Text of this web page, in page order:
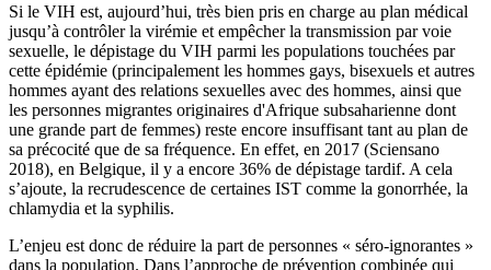
Si le VIH est, aujourd’hui, très bien pris en charge au plan médical
jusqu’à contrôler la virémie et empêcher la transmission par voie
sexuelle, le dépistage du VIH parmi les populations touchées par
cette épidémie (principalement les hommes gays, bisexuels et autres
hommes ayant des relations sexuelles avec des hommes, ainsi que
les personnes migrantes originaires d'Afrique subsaharienne dont
une grande part de femmes) reste encore insuffisant tant au plan de
sa précocité que de sa fréquence. En effet, en 2017 (Sciensano
2018), en Belgique, il y a encore 36% de dépistage tardif. A cela
s’ajoute, la recrudescence de certaines IST comme la gonorrhée, la
chlamydia et la syphilis.
L’enjeu est donc de réduire la part de personnes « séro-ignorantes »
dans la population. Dans l’approche de prévention combinée qui